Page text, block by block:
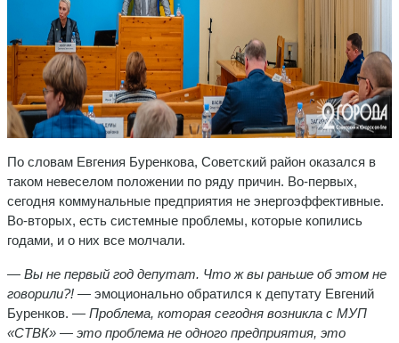
По словам Евгения Буренкова, Советский район оказался в
таком невеселом положении по ряду причин. Во-первых,
сегодня коммунальные предприятия не энергоэффективные.
Во-вторых, есть системные проблемы, которые копились
годами, и о них все молчали.
— Вы не первый год депутат. Что ж вы раньше об этом не
говорили?! — эмоционально обратился к депутату Евгений
Буренков. — Проблема, которая сегодня возникла с МУП
«СТВК» — это проблема не одного предприятия, это